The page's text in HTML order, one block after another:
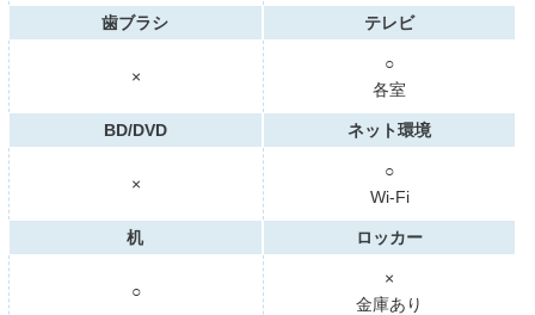
歯ブラシ
×
テレビ
○
各室
BD/DVD
×
ネット環境
○
Wi-Fi
机
○
ロッカー
×
金庫あり